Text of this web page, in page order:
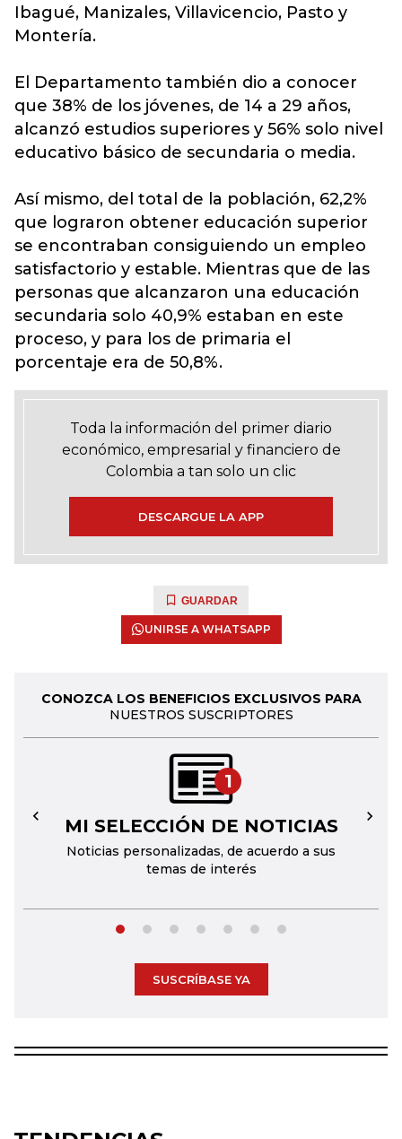
Ibagué, Manizales, Villavicencio, Pasto y
Montería.
El Departamento también dio a conocer
que 38% de los jóvenes, de 14 a 29 años,
alcanzó estudios superiores y 56% solo nivel
educativo básico de secundaria o media.
Así mismo, del total de la población, 62,2%
que lograron obtener educación superior
se encontraban consiguiendo un empleo
satisfactorio y estable. Mientras que de las
personas que alcanzaron una educación
secundaria solo 40,9% estaban en este
proceso, y para los de primaria el
porcentaje era de 50,8%.
Toda la información del primer diario
económico, empresarial y financiero de
Colombia a tan solo un clic
DESCARGUE LA APP
GUARDAR
UNIRSE A WHATSAPP
CONOZCA LOS BENEFICIOS EXCLUSIVOS PARA
NUESTROS SUSCRIPTORES
1
MI SELECCIÓN DE NOTICIAS
Noticias personalizadas, de acuerdo a sus
temas de interés
← →
SUSCRÍBASE YA